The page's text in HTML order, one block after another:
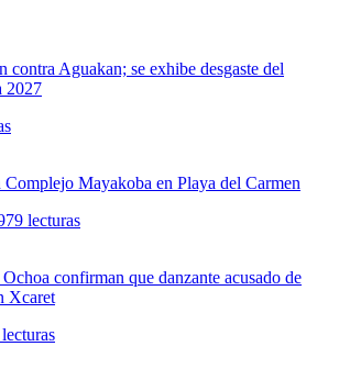
contra Aguakan; se exhibe desgaste del
2027
Mayakoba en Playa del Carmen
lecturas
confirman que danzante acusado de
Xcaret
lecturas